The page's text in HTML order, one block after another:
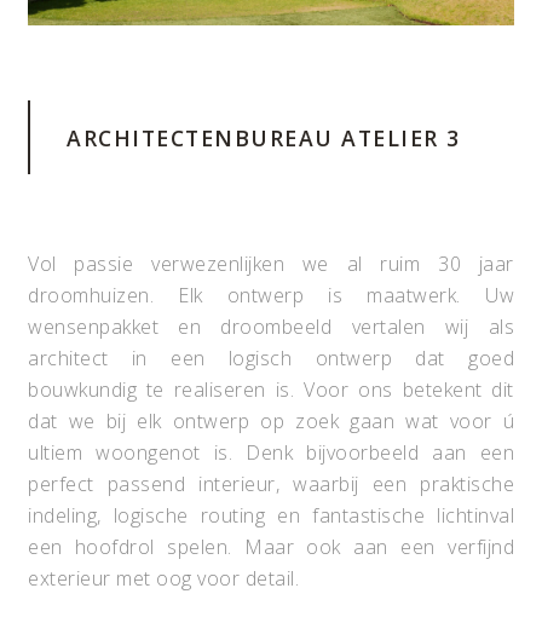
ARCHITECTENBUREAU ATELIER 3
Vol passie verwezenlijken we al ruim 30 jaar
droomhuizen. Elk ontwerp is maatwerk. Uw
wensenpakket en droombeeld vertalen wij als
architect in een logisch ontwerp dat goed
bouwkundig te realiseren is. Voor ons betekent dit
dat we bij elk ontwerp op zoek gaan wat voor ú
ultiem woongenot is. Denk bijvoorbeeld aan een
perfect passend interieur, waarbij een praktische
indeling, logische routing en fantastische lichtinval
een hoofdrol spelen. Maar ook aan een verfijnd
exterieur met oog voor detail.